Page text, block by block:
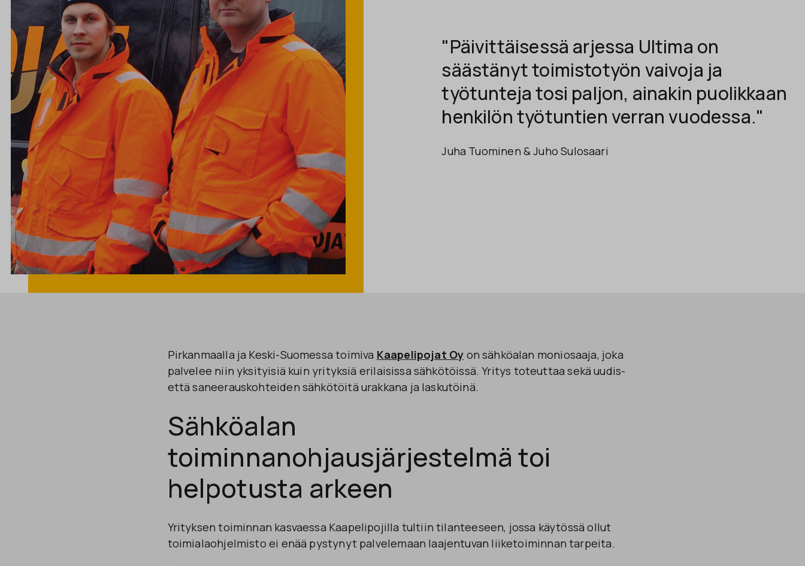
"Päivittäisessä arjessa Ultima on
säästänyt toimistotyön vaivoja ja
työtunteja tosi paljon, ainakin puolikkaan
henkilön työtuntien verran vuodessa."
Juha Tuominen & Juho Sulosaari
Pirkanmaalla ja Keski-Suomessa toimiva Kaapelipojat Oy on sähköalan moniosaaja, joka
palvelee niin yksityisiä kuin yrityksiä erilaisissa sähkötöissä. Yritys toteuttaa sekä uudis-
että saneerauskohteiden sähkötöitä urakkana ja laskutöinä.
Sähköalan
toiminnanohjausjärjestelmä toi
helpotusta arkeen
Yrityksen toiminnan kasvaessa Kaapelipojilla tultiin tilanteeseen, jossa käytössä ollut
toimialaohjelmisto ei enää pystynyt palvelemaan laajentuvan liiketoiminnan tarpeita.